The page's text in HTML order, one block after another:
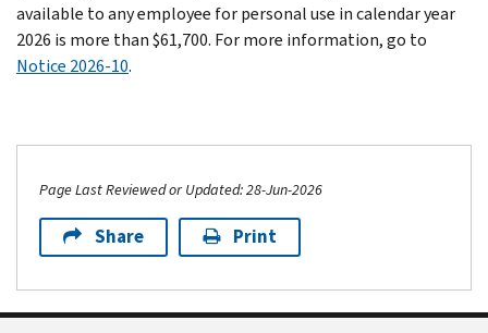
available to any employee for personal use in calendar year
2026 is more than $61,700. For more information, go to
Notice 2026-10.
Page Last Reviewed or Updated: 28-Jun-2026
Share Print